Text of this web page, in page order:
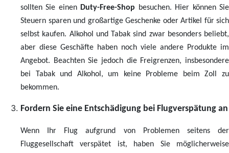
sollten Sie einen Duty-Free-Shop besuchen. Hier können Sie
Steuern sparen und großartige Geschenke oder Artikel für sich
selbst kaufen. Alkohol und Tabak sind zwar besonders beliebt,
aber diese Geschäfte haben noch viele andere Produkte im
Angebot. Beachten Sie jedoch die Freigrenzen, insbesondere
bei Tabak und Alkohol, um keine Probleme beim Zoll zu
bekommen.
Fordern Sie eine Entschädigung bei Flugverspätung an
Wenn Ihr Flug aufgrund von Problemen seitens der
Fluggesellschaft verspätet ist, haben Sie möglicherweise